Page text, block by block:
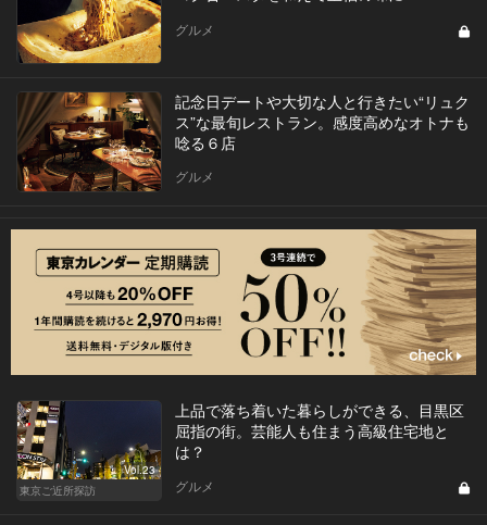
グルメ
記念日デートや大切な人と行きたい“リュク
ス”な最旬レストラン。感度高めなオトナも
唸る６店
グルメ
Vol.23
東京ご近所探訪
上品で落ち着いた暮らしができる、目黒区
屈指の街。芸能人も住まう高級住宅地と
は？
グルメ